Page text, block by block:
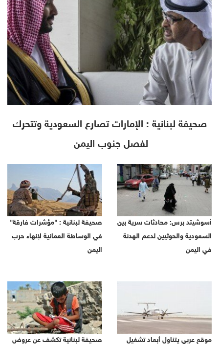
صحيفة لبنانية : الإمارات تصارع السعودية وتتحرك
لفصل جنوب اليمن
أسوشيتد برس: محادثات سرية بين
السعودية والحوثيين لدعم الهدنة
في اليمن
صحيفة لبنانية : "مؤشرات فارقة"
في الوساطة العمانية لإنهاء حرب
اليمن
موقع عربي يتناول أبعاد تشغيل
صحيفة لبنانية تكشف عن عروض